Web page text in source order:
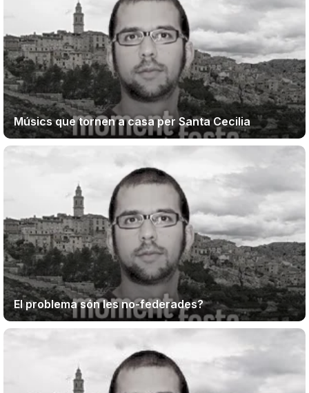
Músics que tornen a casa per Santa Cecilia
El problema són les no-federades?